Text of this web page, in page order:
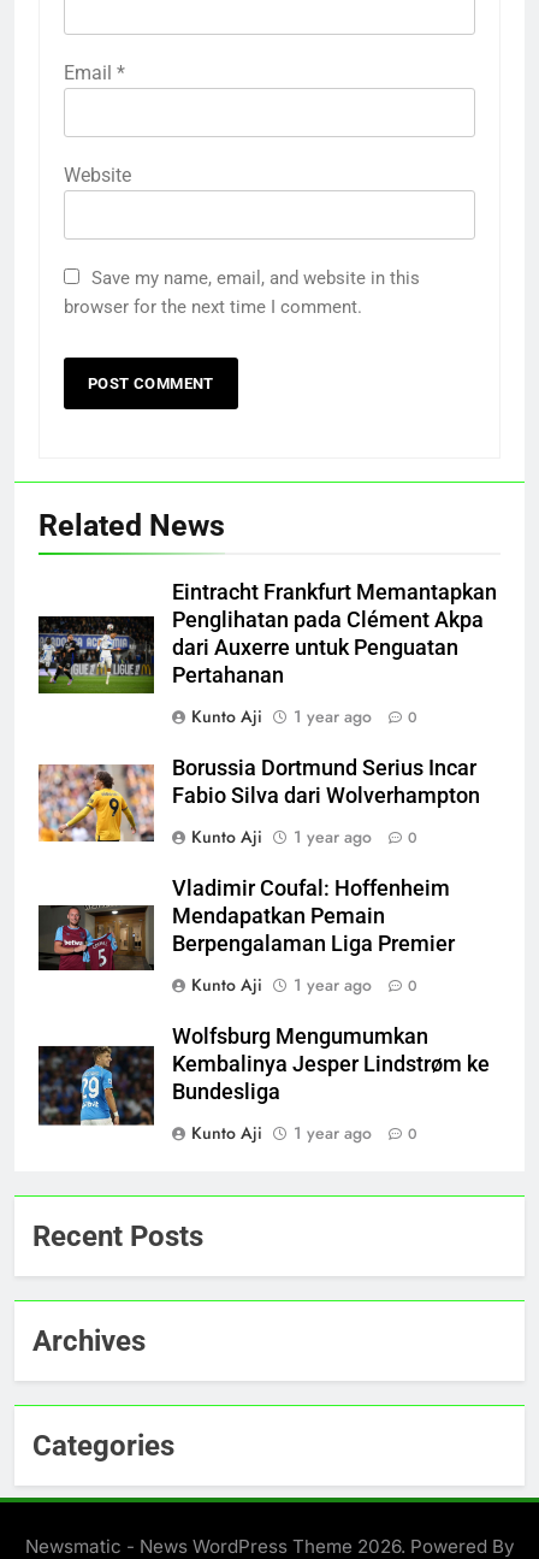
Email *
Website
Save my name, email, and website in this
browser for the next time I comment.
Related News
Eintracht Frankfurt Memantapkan
Penglihatan pada Clément Akpa
dari Auxerre untuk Penguatan
Pertahanan
Kunto Aji
1 year ago 0
Borussia Dortmund Serius Incar
Fabio Silva dari Wolverhampton
Kunto Aji
1 year ago 0
Vladimir Coufal: Hoffenheim
Mendapatkan Pemain
Berpengalaman Liga Premier
Kunto Aji
1 year ago 0
Wolfsburg Mengumumkan
Kembalinya Jesper Lindstrøm ke
Bundesliga
Kunto Aji
1 year ago 0
Recent Posts
Archives
Categories
Newsmatic - News WordPress Theme 2026. Powered By